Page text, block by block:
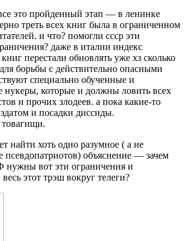
это пройденный этап — в ленинке
треть всех книг была в ограниченном
и что? помогли ссср эти
даже в италии индекс
перестали обновлять уже хз сколько
борьбы с действительно опасными
специально обученные и
нукеры, которые и должны ловить всех
и прочих злодеев. а пока какие-то
и посадки диссиды.
товагищи.
найти хоть одно разумное ( а не
псевдопатриотов) объяснение — зачем
нужны вот эти ограничения и
этот трэш вокруг телеги?